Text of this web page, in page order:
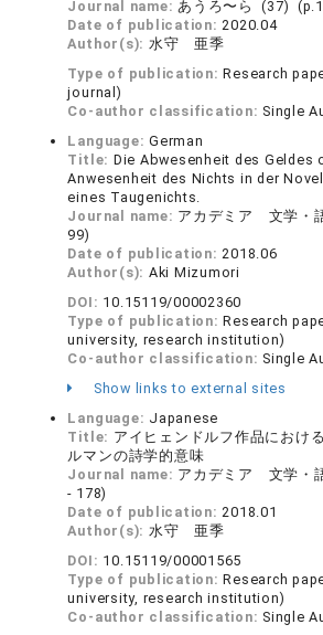
Journal name: あうろ〜ら (37)
Date of publication: 2020.04
Author(s): 水守 亜季
Type of publication:Research
journal)
Co-author classification: Single
Language:German
Title: Die Abwesenheit des Geldes
Anwesenheit des Nichts in der
eines Taugenichts.
Journal name: アカデミア 文学・
99)
Date of publication: 2018.06
Author(s): Aki Mizumori
DOI: 10.15119/00002360
Type of publication:Research
university, research institution)
Co-author classification: Single
Show links to external sites
Language: Japanese
Title: アイヒェンドルフ作品におけ
ルマンの詩学的意味
Journal name: アカデミア 文学・
- 178)
Date of publication: 2018.01
Author(s): 水守 亜季
DOI: 10.15119/00001565
Type of publication:Research
university, research institution)
Co-author classification: Single